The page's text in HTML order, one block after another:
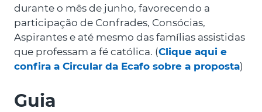
durante o mês de junho, favorecendo a
participação de Confrades, Consócias,
Aspirantes e até mesmo das famílias assistidas
que professam a fé católica. (Clique aqui e
confira a Circular da Ecafo sobre a proposta)
Guia